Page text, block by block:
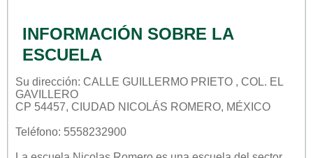
INFORMACIÓN SOBRE LA
ESCUELA
Su dirección: CALLE GUILLERMO PRIETO , COL. EL
GAVILLERO
CP 54457, CIUDAD NICOLÁS ROMERO, MÉXICO
Teléfono: 5558232900